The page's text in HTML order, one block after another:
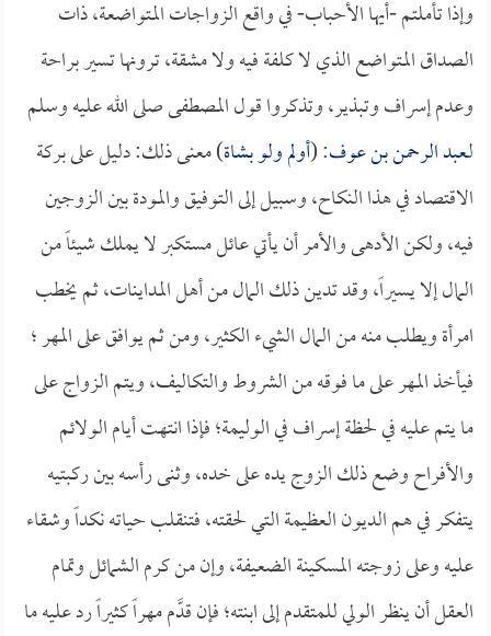
وإذا تأملتم -أيها الأحباب- في واقع الزواجات المتواضعة، ذات
الصداق المتواضع الذي لا كلفة فيه ولا مشقة، ترونها تسير براحة
وعدم إسراف وتبذير، وتذكروا قول المصطفى صلى الله عليه وسلم
لـعبد الرحمن بن عوف: (أولم ولو بشاة) معنى ذلك: دليل على بركة
الاقتصاد في هذا النكاح، وسبيل إلى التوفيق والمودة بين الزوجين
فيه، ولكن الأدهى والأمر أن يأتي عائل مستكبر لا يملك شيئاً من
المال إلا يسيراً، وقد تدين ذلك المال من أهل المداينات، ثم يخطب
امرأة ويطلب منه من المال الشيء الكثير، ومن ثم يوافق على المهر ؛
فيأخذ المهر على ما فوقه من الشروط والتكاليف، ويتم الزواج على
ما يتم عليه في لحظة إسراف في الوليمة؛ فإذا انتهت أيام الولائم
والأفراح وضع ذلك الزوج يده على خده، وثنى رأسه بين ركبتيه
يتفكر في هم الديون العظيمة التي لحقته، فتنقلب حياته نكداً وشقاء
عليه وعلى زوجته المسكينة الضعيفة، وإن من كرم الشمائل وتمام
العقل أن ينظر الولي للمتقدم إلى ابنته؛ فإن قدَّم مهراً كثيراً رد عليه ما